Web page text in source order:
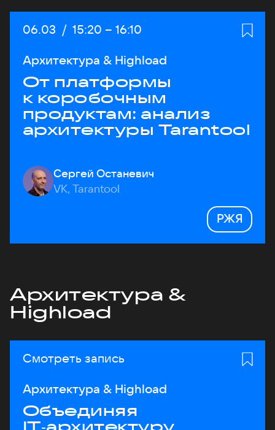
Дата:
06.03 / Начало:
15:20 – Конец:
16:10
Архитектура & Highload
От платформы
к коробочным
продуктам: анализ
архитектуры Tarantool
Сергей Останевич
VK, Tarantool
РЖЯ
Архитектура &
Highload
Смотреть запись
Архитектура & Highload
Объединяя
IT‑архитектуру